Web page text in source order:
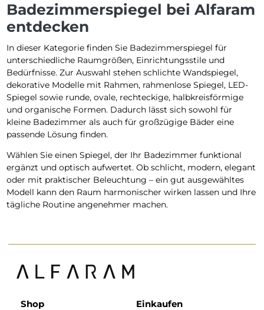
Badezimmerspiegel bei Alfaram
entdecken
In dieser Kategorie finden Sie Badezimmerspiegel für
unterschiedliche Raumgrößen, Einrichtungsstile und
Bedürfnisse. Zur Auswahl stehen schlichte Wandspiegel,
dekorative Modelle mit Rahmen, rahmenlose Spiegel, LED-
Spiegel sowie runde, ovale, rechteckige, halbkreisförmige
und organische Formen. Dadurch lässt sich sowohl für
kleine Badezimmer als auch für großzügige Bäder eine
passende Lösung finden.
Wählen Sie einen Spiegel, der Ihr Badezimmer funktional
ergänzt und optisch aufwertet. Ob schlicht, modern, elegant
oder mit praktischer Beleuchtung – ein gut ausgewähltes
Modell kann den Raum harmonischer wirken lassen und Ihre
tägliche Routine angenehmer machen.
Shop Einkaufen